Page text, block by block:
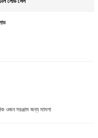
ওজন সরঞ্জাম জন্য মামলা